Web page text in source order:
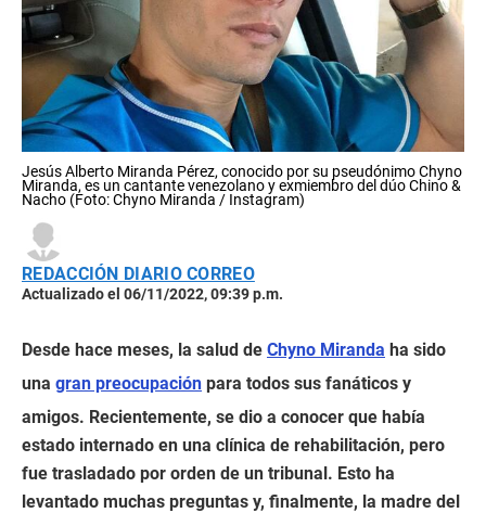
Jesús Alberto Miranda Pérez, conocido por su pseudónimo Chyno
Miranda, es un cantante venezolano y exmiembro del dúo Chino &
Nacho (Foto: Chyno Miranda / Instagram)
REDACCIÓN DIARIO CORREO
Actualizado el 06/11/2022, 09:39 p.m.
Desde hace meses, la salud de Chyno Miranda ha sido
una gran preocupación para todos sus fanáticos y
amigos. Recientemente, se dio a conocer que había
estado internado en una clínica de rehabilitación, pero
fue trasladado por orden de un tribunal. Esto ha
levantado muchas preguntas y, finalmente, la madre del